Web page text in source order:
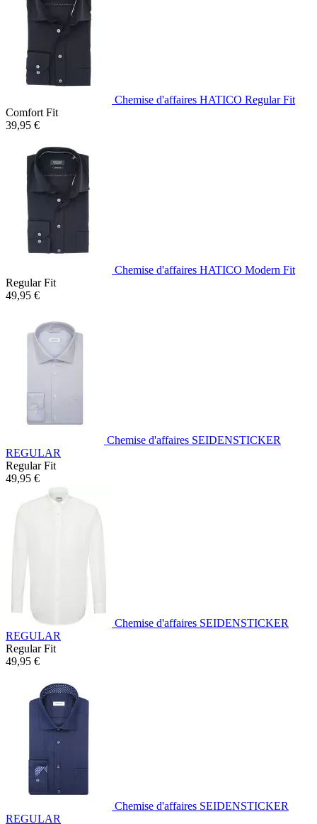
Chemise d'affaires HATICO Regular Fit
Comfort Fit
39,95 €
Chemise d'affaires HATICO Modern Fit
Regular Fit
49,95 €
Chemise d'affaires SEIDENSTICKER
REGULAR
Regular Fit
49,95 €
Chemise d'affaires SEIDENSTICKER
REGULAR
Regular Fit
49,95 €
Chemise d'affaires SEIDENSTICKER
REGULAR